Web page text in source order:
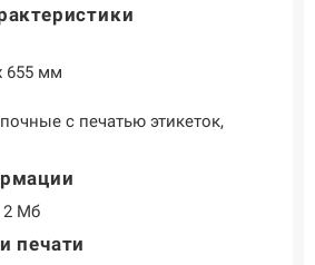
информация о нововведениях и
ассортимента «POScenter».
655 мм
с печатью этикеток,
2 Мб
печати